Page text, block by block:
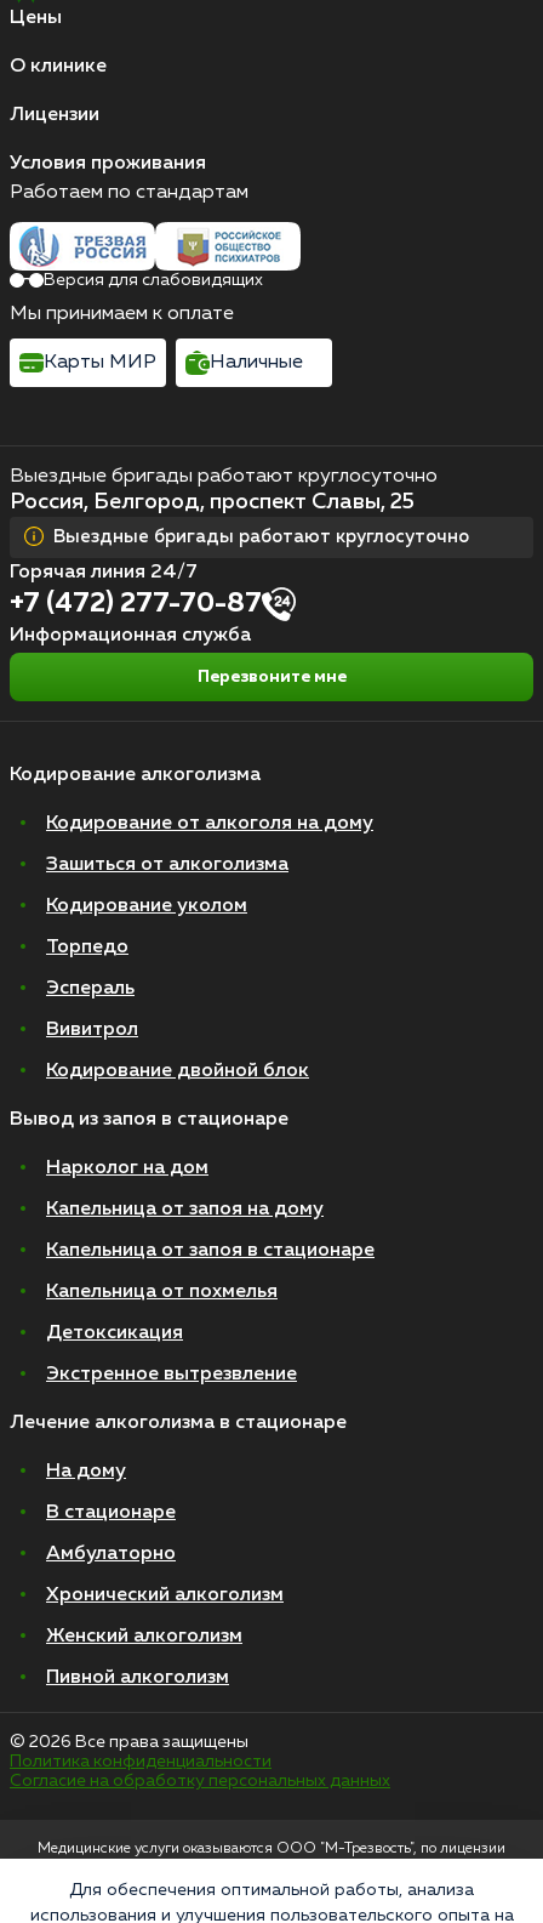
Цены
О клинике
Лицензии
Условия проживания
Кодирование алкоголизма
Кодирование от алкоголя на дому
Зашиться от алкоголизма
Кодирование уколом
Торпедо
Эспераль
Вивитрол
Кодирование двойной блок
Вывод из запоя в стационаре
Нарколог на дом
Капельница от запоя на дому
Капельница от запоя в стационаре
Капельница от похмелья
Детоксикация
Экстренное вытрезвление
Лечение алкоголизма в стационаре
На дому
В стационаре
Амбулаторно
Хронический алкоголизм
Женский алкоголизм
Пивной алкоголизм
Выездные бригады работают круглосуточно
Россия, Белгород, проспект Славы, 25
Выездные бригады работают круглосуточно
Горячая линия 24/7
+7 (472) 277-70-87
Информационная служба
Перезвоните мне
Работаем по стандартам
Версия для слабовидящих
Мы принимаем к оплате
Карты МИР Наличные
© 2026 Все права защищены
Политика конфиденциальности
Согласие на обработку персональных данных
Медицинские услуги оказываются ООО "М-Трезвость", по лицензии
Москва, улица 8 Марта, 1с12, подъезд 1
Для обеспечения оптимальной работы, анализа
использования и улучшения пользовательского опыта на